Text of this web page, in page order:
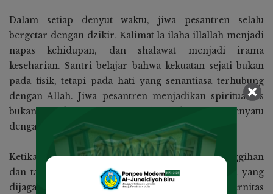
Dalam setiap denyut waktu, jiwa pesantren selalu
bergetar dengan dzikir. Kalimat la ilaha illallah menjadi
napas kehidupan, dan shalawat menjadi irama
keseharian. Santri belajar bahwa kekuatan sejati bukan
pada fisik, tetapi pada hati yang senantiasa terhubung
dengan Allah. Jiwa pesantren menjadikan spiritualitas
bukan sekadar ritual, tetapi jalan hidup yang menyatu
dengan tindakan.
Ketika modernisasi datang dengan segala kecanggihan
dan tantangannya, pesantren tetap kokoh karena yang
dijaganya bukan bangunan, melainkan ruh. Modernitas